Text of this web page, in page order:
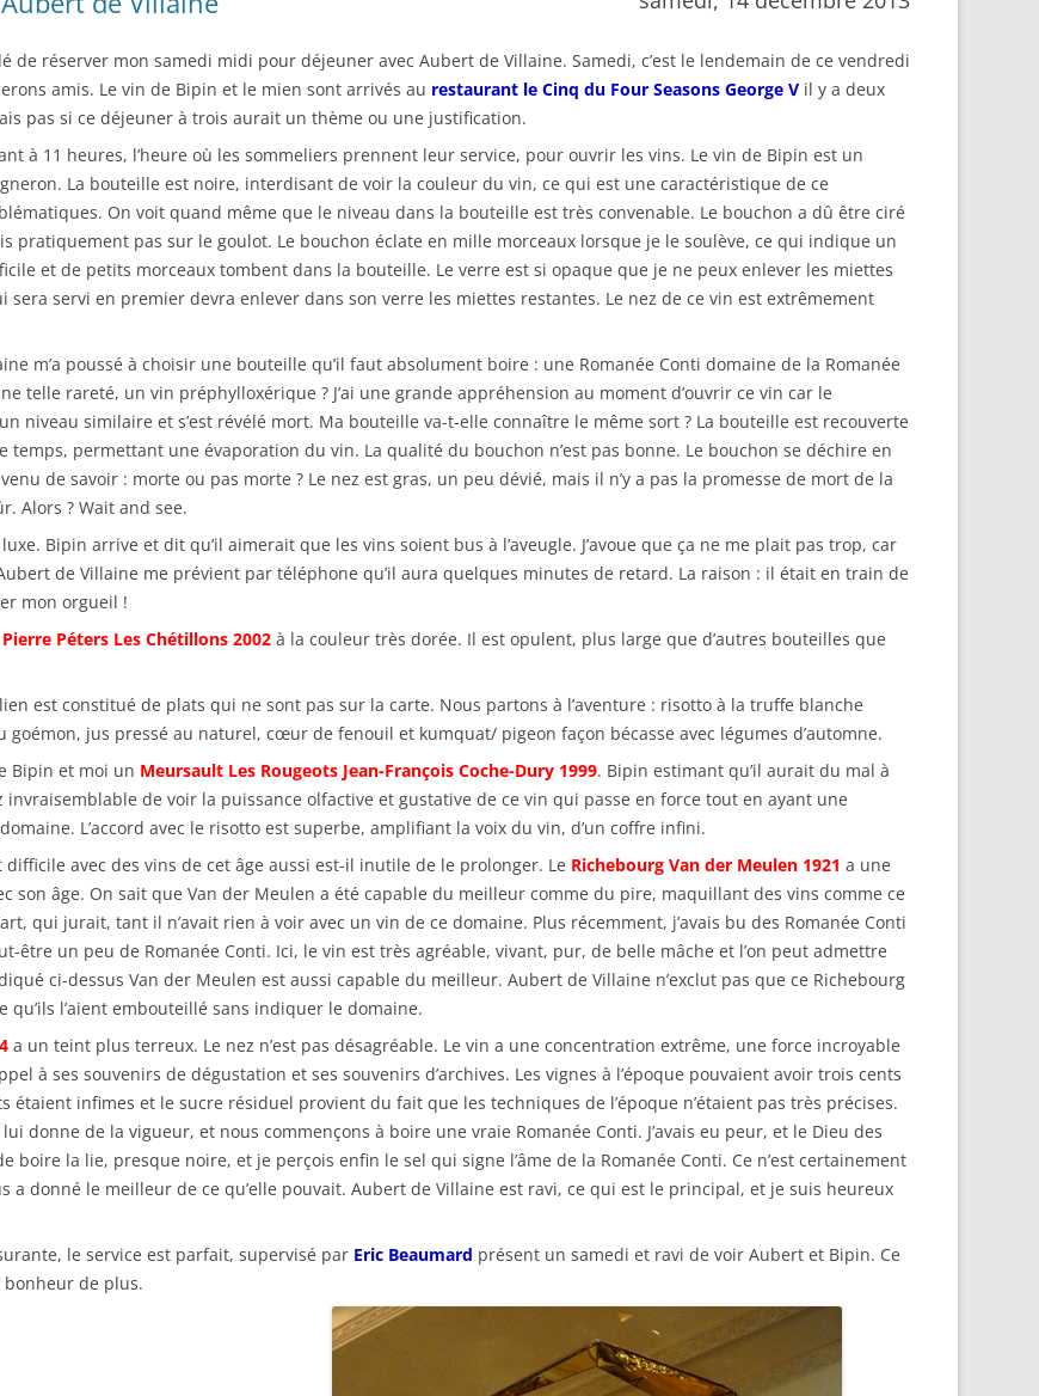
de réserver mon samedi midi pour déjeuner avec Aubert de Villaine. Samedi, c’est le lendemain de ce vendredi
amis. Le vin de Bipin et le mien sont arrivés au restaurant le Cinq du Four Seasons George V il y a deux
pas si ce déjeuner à trois aurait un thème ou une justification.
à 11 heures, l’heure où les sommeliers prennent leur service, pour ouvrir les vins. Le vin de Bipin est un
La bouteille est noire, interdisant de voir la couleur du vin, ce qui est une caractéristique de ce
On voit quand même que le niveau dans la bouteille est très convenable. Le bouchon a dû être ciré
pratiquement pas sur le goulot. Le bouchon éclate en mille morceaux lorsque je le soulève, ce qui indique un
et de petits morceaux tombent dans la bouteille. Le verre est si opaque que je ne peux enlever les miettes
servi en premier devra enlever dans son verre les miettes restantes. Le nez de ce vin est extrêmement
m’a poussé à choisir une bouteille qu’il faut absolument boire : une Romanée Conti domaine de la Romanée
telle rareté, un vin préphylloxérique ? J’ai une grande appréhension au moment d’ouvrir ce vin car le
niveau similaire et s’est révélé mort. Ma bouteille va-t-elle connaître le même sort ? La bouteille est recouverte
permettant une évaporation du vin. La qualité du bouchon n’est pas bonne. Le bouchon se déchire en
de savoir : morte ou pas morte ? Le nez est gras, un peu dévié, mais il n’y a pas la promesse de mort de la
Alors ? Wait and see.
Bipin arrive et dit qu’il aimerait que les vins soient bus à l’aveugle. J’avoue que ça ne me plait pas trop, car
de Villaine me prévient par téléphone qu’il aura quelques minutes de retard. La raison : il était en train de
mon orgueil !
Péters Les Chétillons 2002 à la couleur très dorée. Il est opulent, plus large que d’autres bouteilles que
est constitué de plats qui ne sont pas sur la carte. Nous partons à l’aventure : risotto à la truffe blanche
goémon, jus pressé au naturel, cœur de fenouil et kumquat/ pigeon façon bécasse avec légumes d’automne.
Bipin et moi un Meursault Les Rougeots Jean-François Coche-Dury 1999. Bipin estimant qu’il aurait du mal à
invraisemblable de voir la puissance olfactive et gustative de ce vin qui passe en force tout en ayant une
L’accord avec le risotto est superbe, amplifiant la voix du vin, d’un coffre infini.
difficile avec des vins de cet âge aussi est-il inutile de le prolonger. Le Richebourg Van der Meulen 1921 a une
son âge. On sait que Van der Meulen a été capable du meilleur comme du pire, maquillant des vins comme ce
qui jurait, tant il n’avait rien à voir avec un vin de ce domaine. Plus récemment, j’avais bu des Romanée Conti
être un peu de Romanée Conti. Ici, le vin est très agréable, vivant, pur, de belle mâche et l’on peut admettre
ci-dessus Van der Meulen est aussi capable du meilleur. Aubert de Villaine n’exclut pas que ce Richebourg
l’aient embouteillé sans indiquer le domaine.
a un teint plus terreux. Le nez n’est pas désagréable. Le vin a une concentration extrême, une force incroyable
à ses souvenirs de dégustation et ses souvenirs d’archives. Les vignes à l’époque pouvaient avoir trois cents
infimes et le sucre résiduel provient du fait que les techniques de l’époque n’étaient pas très précises.
donne de la vigueur, et nous commençons à boire une vraie Romanée Conti. J’avais eu peur, et le Dieu des
boire la lie, presque noire, et je perçois enfin le sel qui signe l’âme de la Romanée Conti. Ce n’est certainement
a donné le meilleur de ce qu’elle pouvait. Aubert de Villaine est ravi, ce qui est le principal, et je suis heureux
le service est parfait, supervisé par Eric Beaumard présent un samedi et ravi de voir Aubert et Bipin. Ce
bonheur de plus.